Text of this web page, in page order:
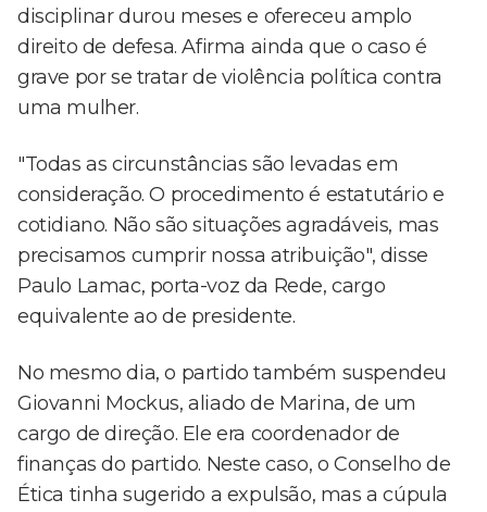
disciplinar durou meses e ofereceu amplo
direito de defesa. Afirma ainda que o caso é
grave por se tratar de violência política contra
uma mulher.
"Todas as circunstâncias são levadas em
consideração. O procedimento é estatutário e
cotidiano. Não são situações agradáveis, mas
precisamos cumprir nossa atribuição", disse
Paulo Lamac, porta-voz da Rede, cargo
equivalente ao de presidente.
No mesmo dia, o partido também suspendeu
Giovanni Mockus, aliado de Marina, de um
cargo de direção. Ele era coordenador de
finanças do partido. Neste caso, o Conselho de
Ética tinha sugerido a expulsão, mas a cúpula